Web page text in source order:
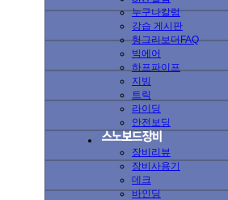
누구나칼럼
강습 게시판
헝그리보더FAQ
빅에어
하프파이프
지빙
트릭
라이딩
안전보딩
장비리뷰
장비사용기
데크
바인딩